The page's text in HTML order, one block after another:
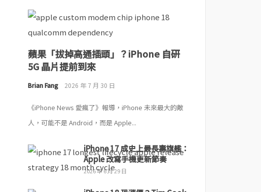
蘋果「拔掉高通插頭」？iPhone 自研
5G 晶片提前到來
Brian Fang 2026 年 7 月 30 日
《iPhone News 愛瘋了》報導，iPhone 未來最大的敵
人，可能不是 Android，而是 Apple...
iPhone 17 成史上最長壽旗艦：
Apple 改寫手機更新節奏
2026 年 6 月 29 日